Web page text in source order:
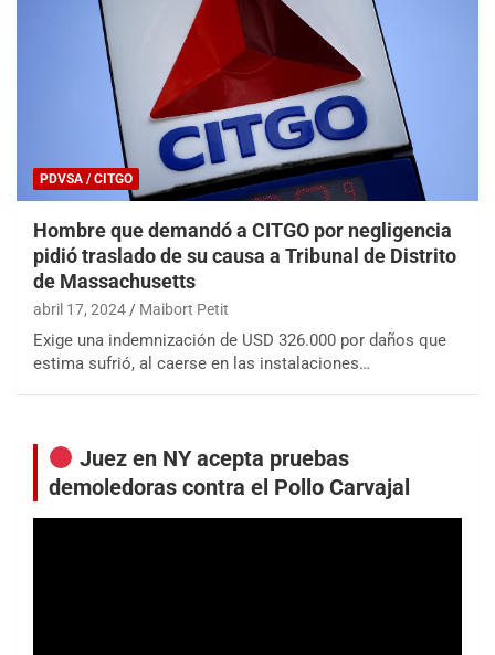
PDVSA / CITGO
Hombre que demandó a CITGO por negligencia
pidió traslado de su causa a Tribunal de Distrito
de Massachusetts
abril 17, 2024 Maibort Petit
Exige una indemnización de USD 326.000 por daños que
estima sufrió, al caerse en las instalaciones…
Juez en NY acepta pruebas
demoledoras contra el Pollo Carvajal